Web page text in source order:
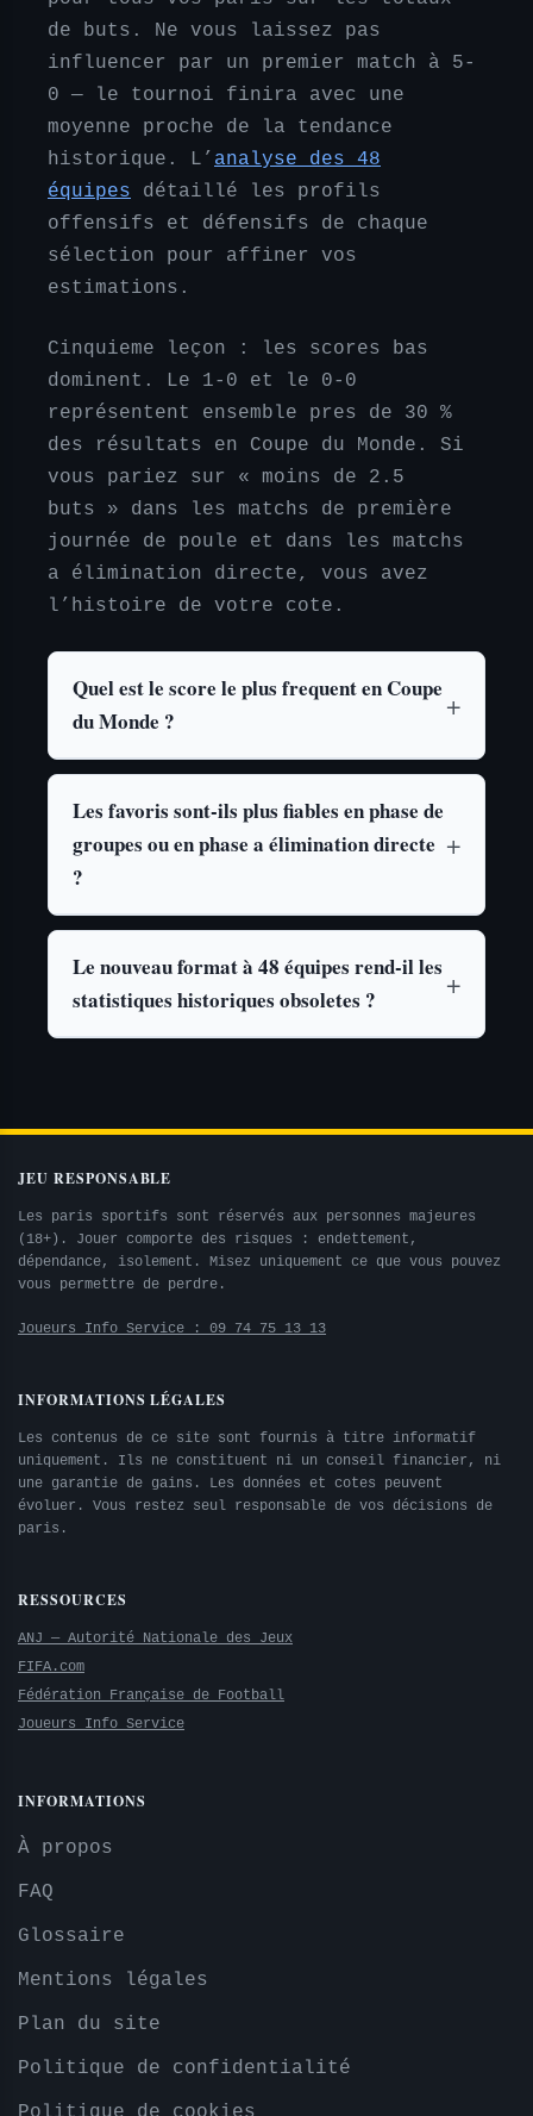
de buts. Ne vous laissez pas
influencer par un premier match à 5-
0 — le tournoi finira avec une
moyenne proche de la tendance
historique. L’ analyse des 48
équipes détaillé les profils
offensifs et défensifs de chaque
sélection pour affiner vos
estimations.
Cinquieme leçon : les scores bas
dominent. Le 1-0 et le 0-0
représentent ensemble pres de 30 %
des résultats en Coupe du Monde. Si
vous pariez sur « moins de 2.5
buts » dans les matchs de première
journée de poule et dans les matchs
a élimination directe, vous avez
l’histoire de votre cote.
Quel est le score le plus frequent en Coupe
du Monde ?
Les favoris sont-ils plus fiables en phase de
groupes ou en phase a élimination directe
?
Le nouveau format à 48 équipes rend-il les
statistiques historiques obsoletes ?
JEU RESPONSABLE
Les paris sportifs sont réservés aux personnes majeures
(18+). Jouer comporte des risques : endettement,
dépendance, isolement. Misez uniquement ce que vous pouvez
vous permettre de perdre.
Joueurs Info Service : 09 74 75 13 13
INFORMATIONS LÉGALES
Les contenus de ce site sont fournis à titre informatif
uniquement. Ils ne constituent ni un conseil financier, ni
une garantie de gains. Les données et cotes peuvent
évoluer. Vous restez seul responsable de vos décisions de
paris.
RESSOURCES
ANJ — Autorité Nationale des Jeux
FIFA.com
Fédération Française de Football
Joueurs Info Service
INFORMATIONS
À propos
FAQ
Glossaire
Mentions légales
Plan du site
Politique de confidentialité